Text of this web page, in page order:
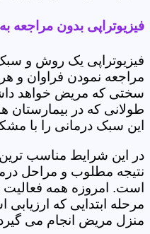
فیزیوتراپی بدون مراجعه
فیزیوتراپی یک روش و
مراجعه نمودن فراوان و
سختی که مریض خواهد
طولانی که در بیمارستان
این سبک درمانی را با
در این شرایط مناسب
نتیجه مطلوب و مراحل
است. امروزه همه فعالیت
مرحله ابتدایی که
منزل مریض انجام می